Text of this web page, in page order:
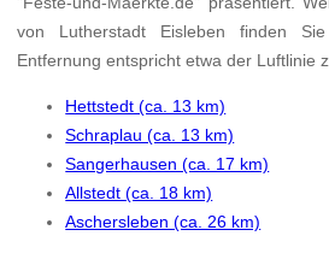
von Lutherstadt Eisleben finden Sie
Entfernung entspricht etwa der Luftlinie
Hettstedt (ca. 13 km)
Schraplau (ca. 13 km)
Sangerhausen (ca. 17 km)
Allstedt (ca. 18 km)
Aschersleben (ca. 26 km)